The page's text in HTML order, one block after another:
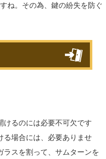
ね。その為、鍵の紛失を防ぐ
けるのには必要不可欠です
る場合には、必要ありませ
ラスを割って、サムターンを